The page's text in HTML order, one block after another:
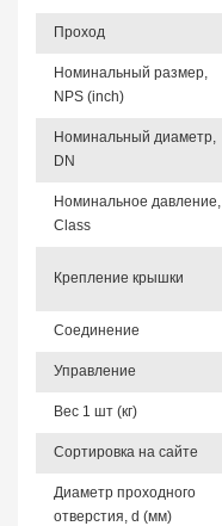
Проход
Номинальный размер,
NPS (inch)
Номинальный диаметр,
DN
Номинальное давление,
Class
Крепление крышки
Соединение
Управление
Вес 1 шт (кг)
Сортировка на сайте
Диаметр проходного
отверстия, d (мм)